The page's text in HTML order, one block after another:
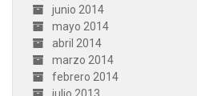
junio 2014
mayo 2014
abril 2014
marzo 2014
febrero 2014